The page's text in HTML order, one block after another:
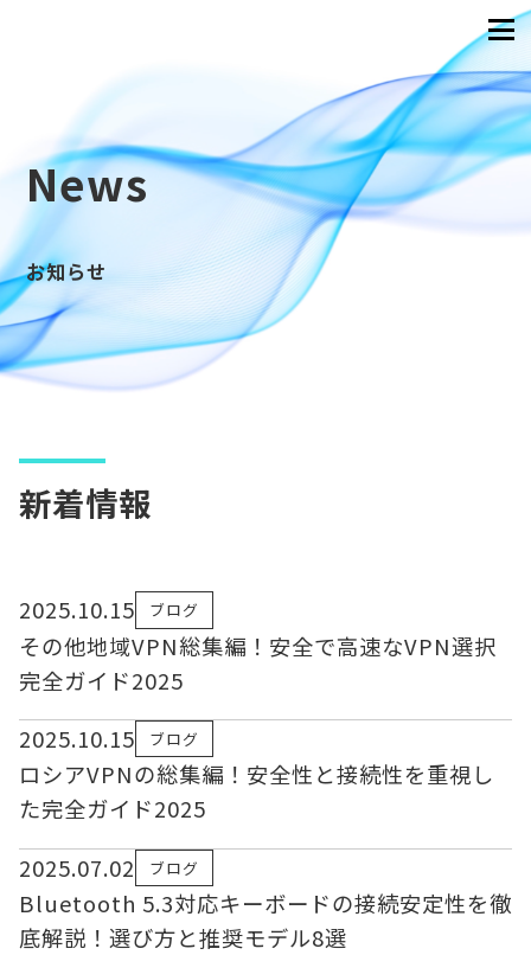
News
お知らせ
新着情報
2025.10.15 ブログ
その他地域VPN総集編！安全で高速なVPN選択
完全ガイド2025
2025.10.15
ブログ
ロシアVPNの総集編！安全性と接続性を重視し
た完全ガイド2025
2025.07.02
ブログ
Bluetooth 5.3対応キーボードの接続安定性を徹
底解説！選び方と推奨モデル8選